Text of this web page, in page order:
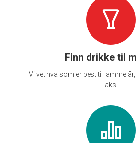
Finn drikke til
Vi vet hva som er best til
laks.